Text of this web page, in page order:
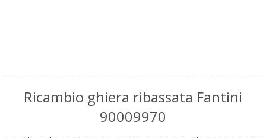
Ricambio ghiera ribassata Fantini
90009970